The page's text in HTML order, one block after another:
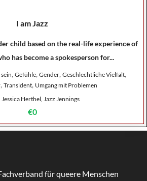
I am Jazz
child based on the real-life experience of
has become a spokesperson for...
, Gefühle, Gender, Geschlechtliche Vielfalt,
, Transident, Umgang mit Problemen
Jessica Herthel, Jazz Jennings
€0